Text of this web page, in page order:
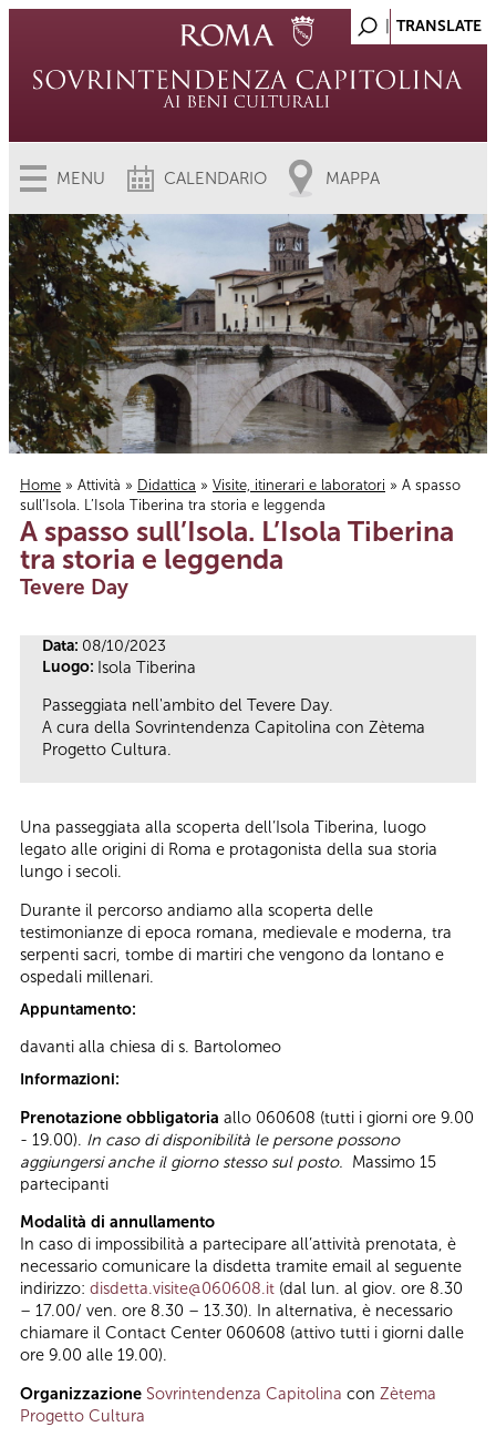
MENU CALENDARIO MAPPA
Tu sei qui
Home » Attività » Didattica » Visite, itinerari e laboratori » A spasso
sull’Isola. L’Isola Tiberina tra storia e leggenda
A spasso sull’Isola. L’Isola Tiberina
tra storia e leggenda
Tevere Day
Data: 08/10/2023
Luogo: Isola Tiberina
Passeggiata nell'ambito del Tevere Day.
A cura della Sovrintendenza Capitolina con Zètema
Progetto Cultura.
Una passeggiata alla scoperta dell’Isola Tiberina, luogo
legato alle origini di Roma e protagonista della sua storia
lungo i secoli.
Durante il percorso andiamo alla scoperta delle
testimonianze di epoca romana, medievale e moderna, tra
serpenti sacri, tombe di martiri che vengono da lontano e
ospedali millenari.
Appuntamento:
davanti alla chiesa di s. Bartolomeo
Informazioni:
Prenotazione obbligatoria allo 060608 (tutti i giorni ore 9.00
- 19.00). In caso di disponibilità le persone possono
aggiungersi anche il giorno stesso sul posto. Massimo 15
partecipanti
Modalità di annullamento
In caso di impossibilità a partecipare all’attività prenotata, è
necessario comunicare la disdetta tramite email al seguente
indirizzo: disdetta.visite@060608.it (dal lun. al giov. ore 8.30
– 17.00/ ven. ore 8.30 – 13.30). In alternativa, è necessario
chiamare il Contact Center 060608 (attivo tutti i giorni dalle
ore 9.00 alle 19.00).
Organizzazione Sovrintendenza Capitolina con Zètema
Progetto Cultura